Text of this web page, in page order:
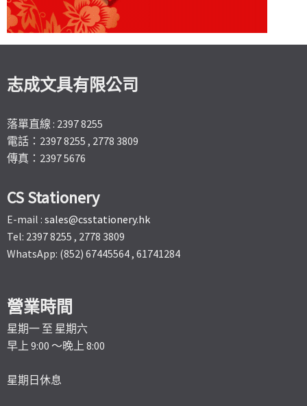
志成文具有限公司
落單直線 : 2397 8255
電話：2397 8255 , 2778 3809
傳真：2397 5676
CS Stationery
E-mail : sales@csstationery.hk
Tel: 2397 8255 , 2778 3809
WhatsApp: (852) 67445564 , 61741284
營業時間
星期一 至 星期六
早上 9:00 ～晚上 8:00
星期日休息